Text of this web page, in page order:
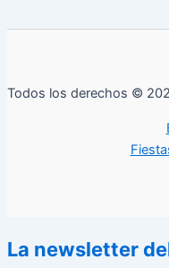
Todos los derechos ©
La newsletter